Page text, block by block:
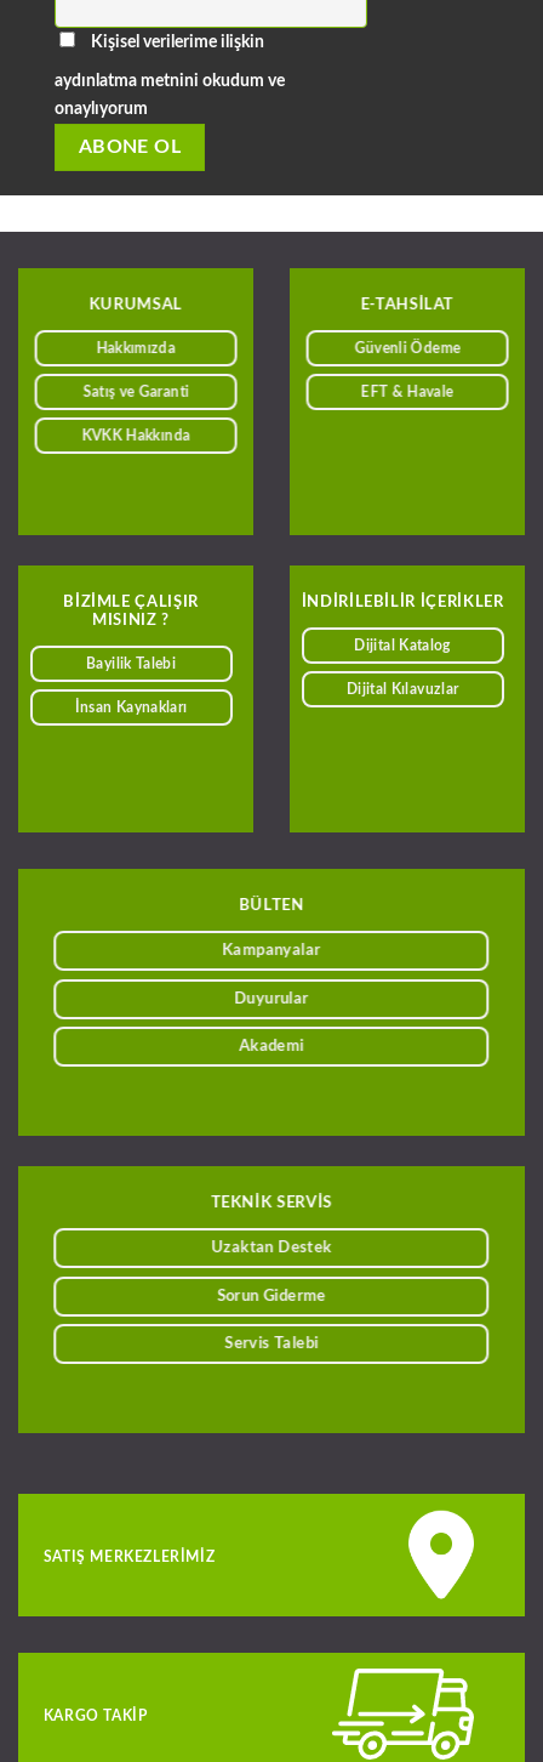
Kişisel verilerime ilişkin
aydınlatma metnini okudum ve
onaylıyorum
KURUMSAL
Hakkımızda
Satış ve Garanti
KVKK Hakkında
BIZIMLE ÇALIŞIR
MISINIZ ?
Bayilik Talebi
İnsan Kaynakları
E-TAHSILAT
Güvenli Ödeme
EFT & Havale
INDIRILEBILIR IÇERIKLER
Dijital Katalog
Dijital Kılavuzlar
BÜLTEN
Kampanyalar
Duyurular
Akademi
TEKNİK SERVİS
Uzaktan Destek
Sorun Giderme
Servis Talebi
SATIŞ MERKEZLERIMIZ
KARGO TAKIP